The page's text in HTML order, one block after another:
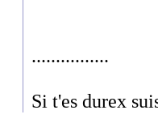
................
Si t'es durex